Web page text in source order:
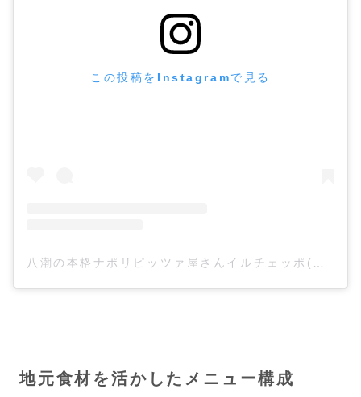
この投稿をInstagramで見る
八潮の本格ナポリピッツァ屋さんイルチェッポ(@ilceppo840)がシェアした投稿
地元食材を活かしたメニュー構成